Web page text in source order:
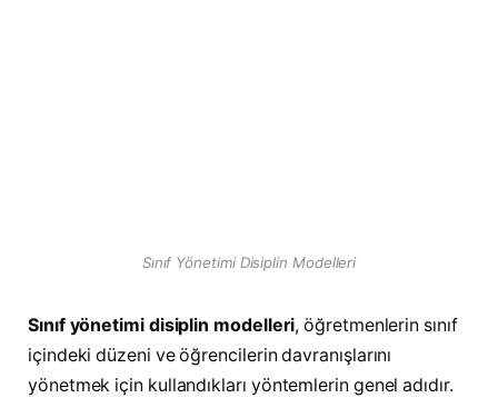
Sınıf Yönetimi Disiplin Modelleri
Sınıf yönetimi disiplin modelleri, öğretmenlerin sınıf
içindeki düzeni ve öğrencilerin davranışlarını
yönetmek için kullandıkları yöntemlerin genel adıdır.